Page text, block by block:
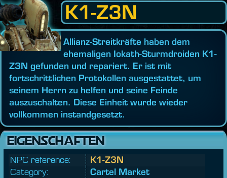
K1-Z3N
Allianz-Streitkräfte haben dem
ehemaligen Iokath-Sturmdroiden K1-
Z3N gefunden und repariert. Er ist mit
fortschrittlichen Protokollen ausgestattet, um
seinem Herrn zu helfen und seine Feinde
auszuschalten. Diese Einheit wurde wieder
vollkommen instandgesetzt.
EIGENSCHAFTEN
NPC reference:
K1-Z3N
Category:
Cartel Market